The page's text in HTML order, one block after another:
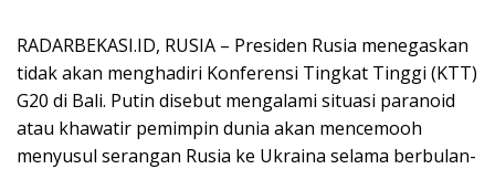
RADARBEKASI.ID, RUSIA – Presiden Rusia menegaskan
tidak akan menghadiri Konferensi Tingkat Tinggi (KTT)
G20 di Bali. Putin disebut mengalami situasi paranoid
atau khawatir pemimpin dunia akan mencemooh
menyusul serangan Rusia ke Ukraina selama berbulan-